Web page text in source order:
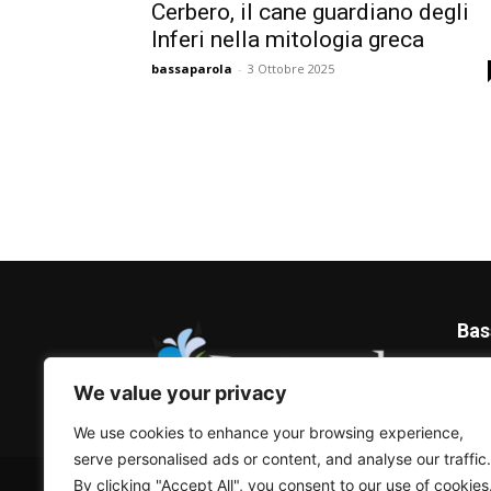
We value your privacy
We use cookies to enhance your browsing experience,
serve personalised ads or content, and analyse our traffic.
By clicking "Accept All", you consent to our use of cookies.
Cerbero, il cane guardiano degli
Inferi nella mitologia greca
bassaparola - 3 Ottobre 2025
© Bassaparola.it 2015-2025